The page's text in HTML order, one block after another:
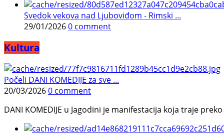
Svedok vekova nad Ljuboviđom - Rimski ...
29/01/20260 comment
Kultura
Počeli DANI KOMEDIJE za sve ...
20/03/20260 comment
DANI KOMEDIJE u Jagodini je manifestacija koja traje